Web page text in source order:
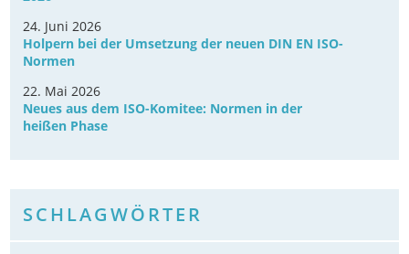
24. Juni 2026
Holpern bei der Umsetzung der neuen DIN EN ISO-
Normen
22. Mai 2026
Neues aus dem ISO-Komitee: Normen in der
heißen Phase
SCHLAGWÖRTER